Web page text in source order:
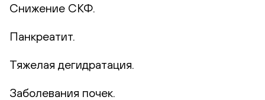
Снижение СКФ.
Панкреатит.
Тяжелая дегидратация.
Заболевания почек.